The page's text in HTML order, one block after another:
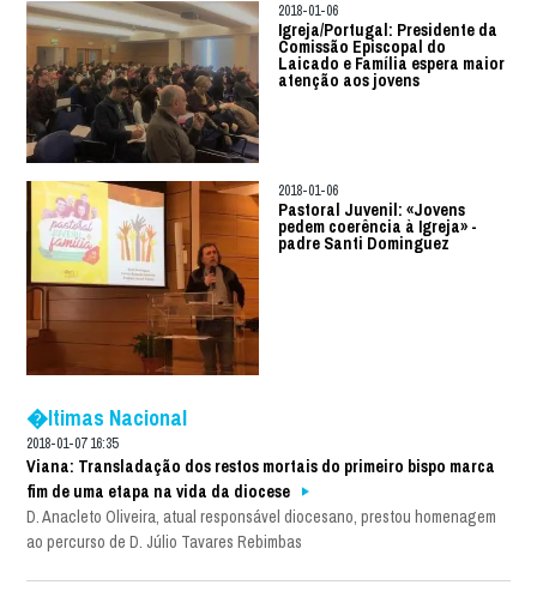
2018-01-06
Igreja/Portugal: Presidente da
Comissão Episcopal do
Laicado e Família espera maior
atenção aos jovens
2018-01-06
Pastoral Juvenil: «Jovens
pedem coerência à Igreja» -
padre Santi Dominguez
�ltimas Nacional
2018-01-07 16:35
Viana: Transladação dos restos mortais do primeiro bispo marca
fim de uma etapa na vida da diocese
D. Anacleto Oliveira, atual responsável diocesano, prestou homenagem
ao percurso de D. Júlio Tavares Rebimbas